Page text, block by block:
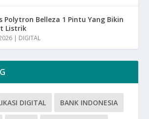
Polytron Belleza 1 Pintu Yang Bikin
Listrik
| DIGITAL
DIGITAL BANK INDONESIA